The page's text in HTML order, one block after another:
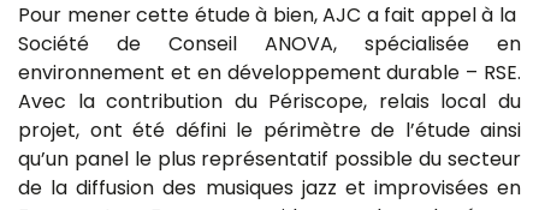
Pour mener cette étude à bien, AJC a fait appel à la
Société de Conseil ANOVA, spécialisée en
environnement et en développement durable – RSE.
Avec la contribution du Périscope, relais local du
projet, ont été défini le périmètre de l’étude ainsi
qu’un panel le plus représentatif possible du secteur
de la diffusion des musiques jazz et improvisées en